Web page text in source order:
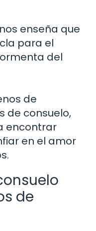
enseña que
para el
del
de
de consuelo,
encontrar
en el amor
de